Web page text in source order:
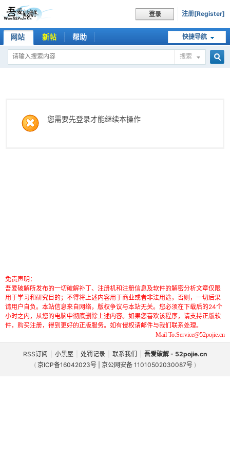
登录 注册[Register]
快捷导航
网站 新帖 帮助
搜索
您需要先登录才能继续本操作
免责声明：
吾爱破解所发布的一切破解补丁、注册机和注册信息及软件的解密分析文章仅限
用于学习和研究目的；不得将上述内容用于商业或者非法用途，否则，一切后果
请用户自负。本站信息来自网络，版权争议与本站无关。您必须在下载后的24个
小时之内，从您的电脑中彻底删除上述内容。如果您喜欢该程序，请支持正版软
件，购买注册，得到更好的正版服务。如有侵权请邮件与我们联系处理。
Mail To:Service@52pojie.cn
RSS订阅 小黑屋 处罚记录 联系我们
吾爱破解 - 52pojie.cn
( 京ICP备16042023号 | 京公网安备 11010502030087号 )